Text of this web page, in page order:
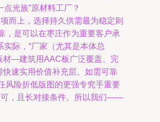
光族”原材料工厂？
而上，选择持久供需最为稳定则
，是可以在枣庄作为重要客户承
际，“厂家（尤其是本体总
材—建筑用AAC板广泛覆盖、完
速实用价值补充层。如需可靠
风险折低版图的更强专究手重要
可，且长对接条件。所以我们——